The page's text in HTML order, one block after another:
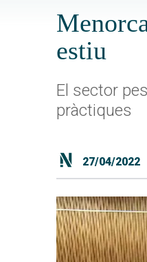
estiu
El sector
pràctiques
27/04/2022